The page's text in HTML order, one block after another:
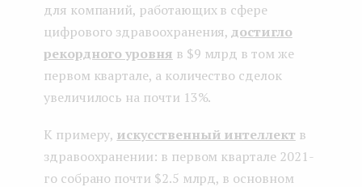
для компаний, работающих в сфере
цифрового здравоохранения,достигло
рекордного уровня в $9 млрд в том же
первом квартале, а количество сделок
увеличилось на почти 13%.
К примеру, искусственный интеллект в
здравоохранении: в первом квартале 2021-
го собрано почти $2.5 млрд, в основном